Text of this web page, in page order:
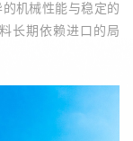
机械性能与稳定的
长期依赖进口的局